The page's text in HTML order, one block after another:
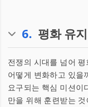
6. 평화 유
전쟁의 시대를 넘어
어떻게 변화하고 있을
요구되는 핵심 미션이
만을 위해 훈련받는